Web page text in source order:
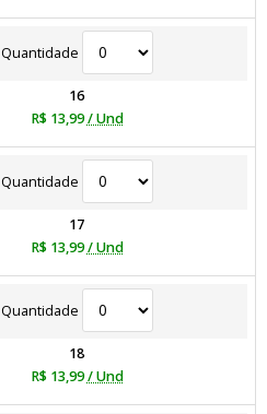
Quantidade
16
R$ 13,99 / Und
Quantidade
17
R$ 13,99 / Und
Quantidade
18
R$ 13,99 / Und